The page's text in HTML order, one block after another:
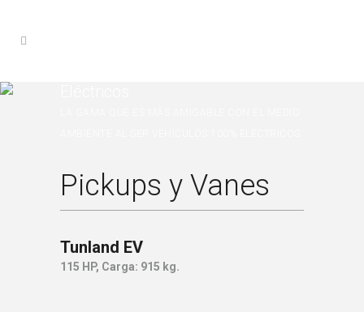
Pickups y Vanes
Tunland EV
115 HP, Carga: 915 kg.